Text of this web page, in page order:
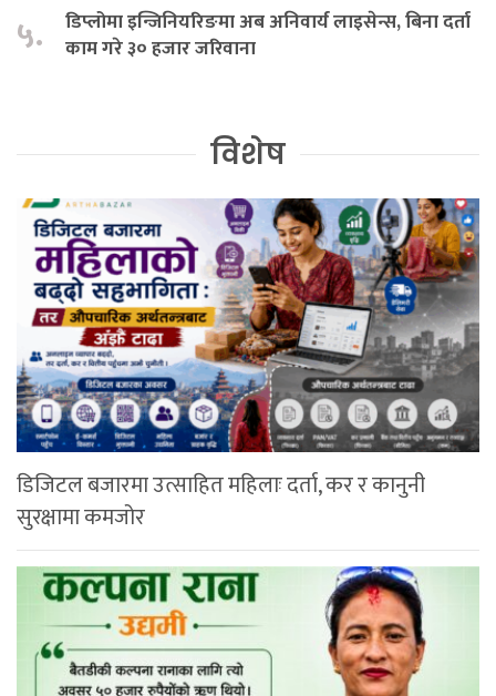
५.
डिप्लोमा इन्जिनियरिङमा अब अनिवार्य लाइसेन्स, बिना दर्ता
काम गरे ३० हजार जरिवाना
विशेष
डिजिटल बजारमा उत्साहित महिलाः दर्ता, कर र कानुनी
सुरक्षामा कमजोर